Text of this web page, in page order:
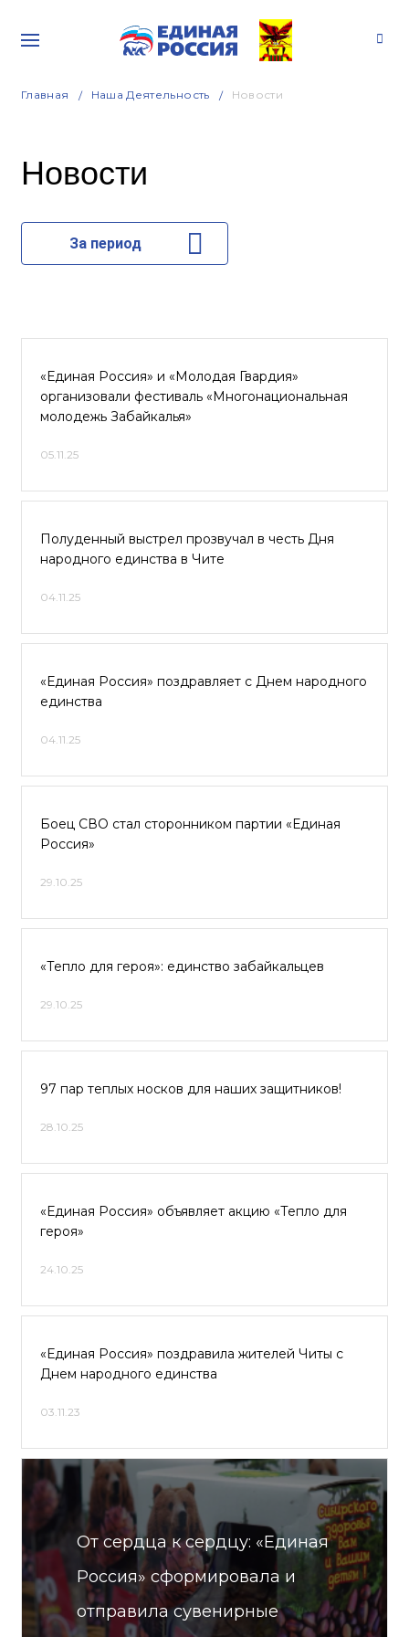
Главная Наша Деятельность Новости
Новости
За период
«Единая Россия» и «Молодая Гвардия»
организовали фестиваль «Многонациональная
молодежь Забайкалья»
05.11.25
Полуденный выстрел прозвучал в честь Дня
народного единства в Чите
04.11.25
«Единая Россия» поздравляет с Днем народного
единства
04.11.25
Боец СВО стал сторонником партии «Единая
Россия»
29.10.25
«Тепло для героя»: единство забайкальцев
29.10.25
97 пар теплых носков для наших защитников!
28.10.25
«Единая Россия» объявляет акцию «Тепло для
героя»
24.10.25
«Единая Россия» поздравила жителей Читы с
Днем народного единства
03.11.23
От сердца к сердцу: «Единая
Россия» сформировала и
отправила сувенирные